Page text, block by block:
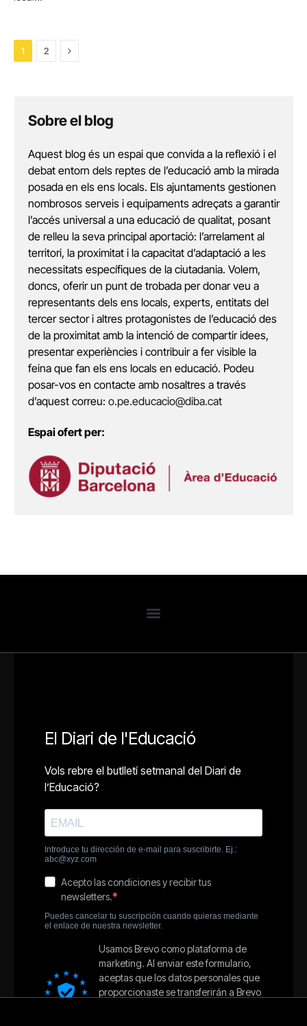
1 2 Next
Sobre el blog
Aquest blog és un espai que convida a la reflexió i el
debat entorn dels reptes de l’educació amb la mirada
posada en els ens locals. Els ajuntaments gestionen
nombrosos serveis i equipaments adreçats a garantir
l’accés universal a una educació de qualitat, posant
de relleu la seva principal aportació: l’arrelament al
territori, la proximitat i la capacitat d’adaptació a les
necessitats específiques de la ciutadania. Volem,
doncs, oferir un punt de trobada per donar veu a
representants dels ens locals, experts, entitats del
tercer sector i altres protagonistes de l’educació des
de la proximitat amb la intenció de compartir idees,
presentar experiències i contribuir a fer visible la
feina que fan els ens locals en educació. Podeu
posar-vos en contacte amb nosaltres a través
d’aquest correu: o.pe.educacio@diba.cat
Espai ofert per: